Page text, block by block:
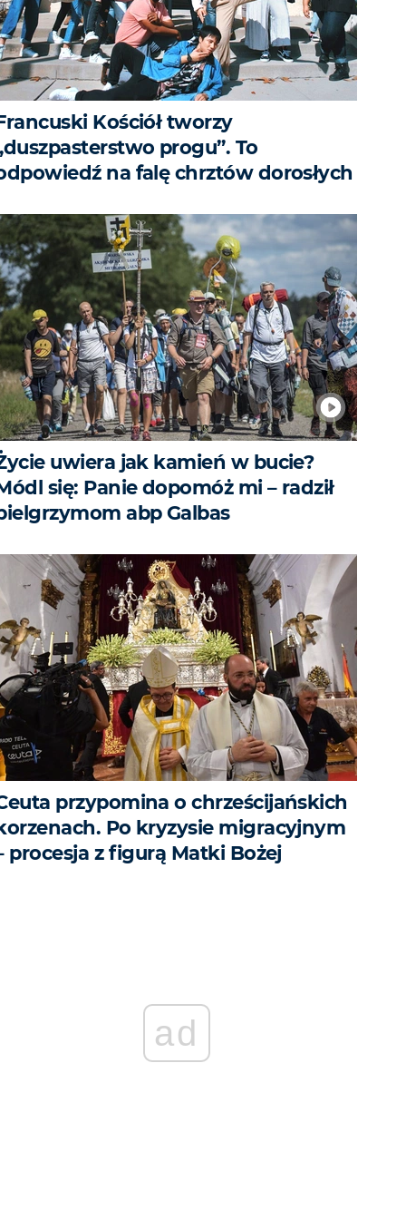
Kościół tworzy
progu”. To
na falę chrztów dorosłych
uwiera jak kamień w bucie?
się: Panie dopomóż mi – radził
abp Galbas
przypomina o chrześcijańskich
Po kryzysie migracyjnym
procesja z figurą Matki Bożej
ad